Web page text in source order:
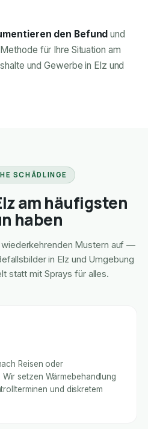
den Befund und
für Ihre Situation am
und Gewerbe in Elz und
SCHÄDLINGE
am häufigsten
haben
Mustern auf —
in Elz und Umgebung
statt mit Sprays für alles.
Reisen oder
setzen Wärmebehandlung
und diskretem